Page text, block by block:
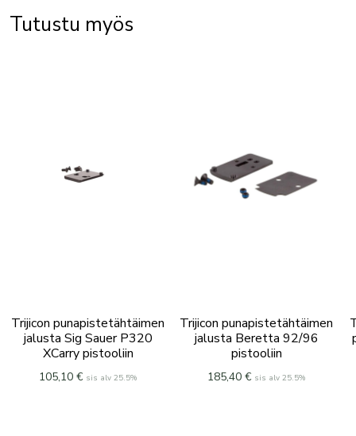
Tutustu myös
Trijicon punapistetähtäimen
jalusta Sig Sauer P320
XCarry pistooliin
105,10 € sis alv 25.5%
Trijicon punapistetähtäimen
jalusta Beretta 92/96
pistooliin
185,40 € sis alv 25.5%